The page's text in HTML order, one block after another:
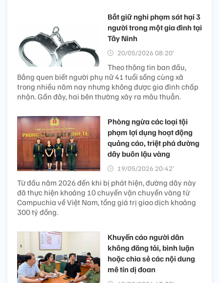
Bắt giữ nghi phạm sát hại 3
người trong một gia đình tại
Tây Ninh
20/05/2026 08:20’
Theo thông tin ban đầu,
Bằng quen biết người phụ nữ 41 tuổi sống cùng xã
trong nhiều năm nay nhưng không được gia đình chấp
nhận. Gần đây, hai bên thường xảy ra mâu thuẫn.
Phòng ngừa các loại tội
phạm lợi dụng hoạt động
quảng cáo, triệt phá đường
dây buôn lậu vàng
19/05/2026 20:42’
Từ đầu năm 2026 đến khi bị phát hiện, đường dây này
đã thực hiện khoảng 10 chuyến vận chuyển vàng từ
Campuchia về Việt Nam, tổng giá trị giao dịch khoảng
300 tỷ đồng.
Khuyến cáo người dân
không đăng tải, bình luận
hoặc chia sẻ các nội dung
mê tín dị đoan